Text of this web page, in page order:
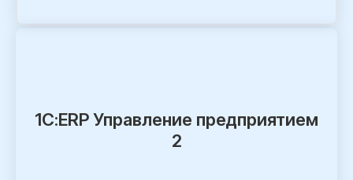
1С:ERP Управление предприятием
2